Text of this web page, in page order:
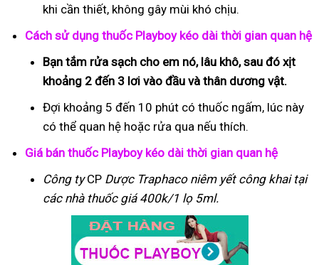
khi cần thiết, không gây mùi khó chịu.
Cách sử dụng thuốc Playboy kéo dài thời gian quan hệ
Bạn tắm rửa sạch cho em nó, lâu khô, sau đó xịt
khoảng 2 đến 3 lơi vào đầu và thân dương vật.
Đợi khoảng 5 đến 10 phút có thuốc ngấm, lúc này
có thể quan hệ hoặc rửa qua nếu thích.
Giá bán thuốc Playboy kéo dài thời gian quan hệ
Công tyCP Dược Traphaconiêm yết công khai tại
các nhà thuốc giá 400k/1 lọ 5ml.